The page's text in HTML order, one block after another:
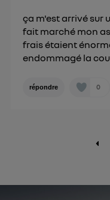
ça m'est arrivé sur
fait marché mon
frais étaient
endommagé la
répondre 0